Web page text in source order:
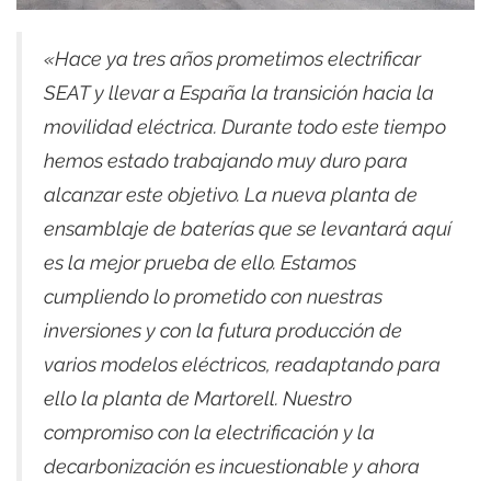
«Hace ya tres años prometimos electrificar
SEAT y llevar a España la transición hacia la
movilidad eléctrica. Durante todo este tiempo
hemos estado trabajando muy duro para
alcanzar este objetivo. La nueva planta de
ensamblaje de baterías que se levantará aquí
es la mejor prueba de ello. Estamos
cumpliendo lo prometido con nuestras
inversiones y con la futura producción de
varios modelos eléctricos, readaptando para
ello la planta de Martorell. Nuestro
compromiso con la electrificación y la
decarbonización es incuestionable y ahora